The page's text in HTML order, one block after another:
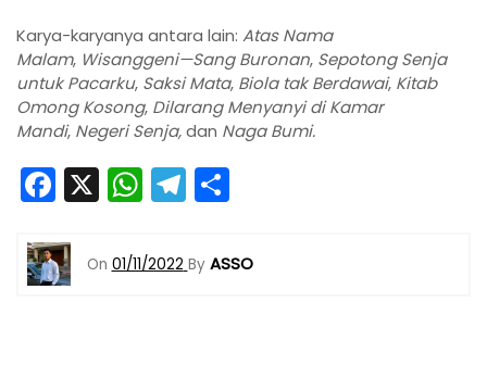
Karya-karyanya antara lain: Atas Nama
Malam, Wisanggeni—Sang Buronan, Sepotong Senja
untuk Pacarku, Saksi Mata, Biola tak Berdawai, Kitab
Omong Kosong, Dilarang Menyanyi di Kamar
Mandi, Negeri Senja,dan Naga Bumi.
F
a
c
e
X W
h
a
ts
T
el
e
gr
ar
On 01/11/2022 By ASSO